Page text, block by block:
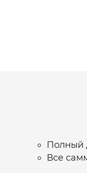
Полный
Все